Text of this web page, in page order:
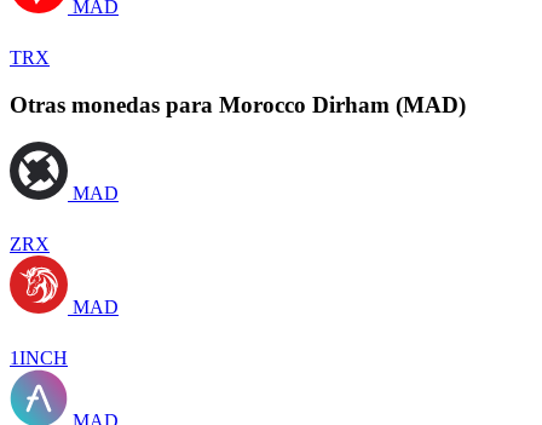
MAD
TRX
Otras monedas para Morocco Dirham (MAD)
MAD
ZRX
MAD
1INCH
MAD